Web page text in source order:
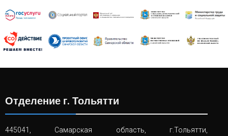
Отделение г. Тольятти
445041, Самарская область, г.Тольятти,